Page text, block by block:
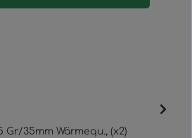
35mm Wärmequ., (x2)